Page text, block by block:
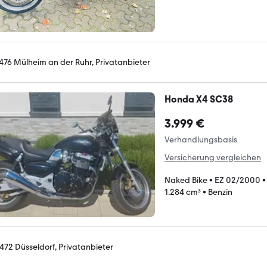
Mülheim an der Ruhr, Privatanbieter
Honda X4 SC38
3.999 €
Verhandlungsbasis
Versicherung vergleichen
Naked Bike• EZ 02/2000 •
1.284 cm³• Benzin
Düsseldorf, Privatanbieter